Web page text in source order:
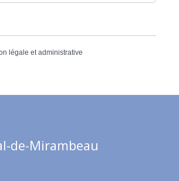
légale et administrative
de-Mirambeau